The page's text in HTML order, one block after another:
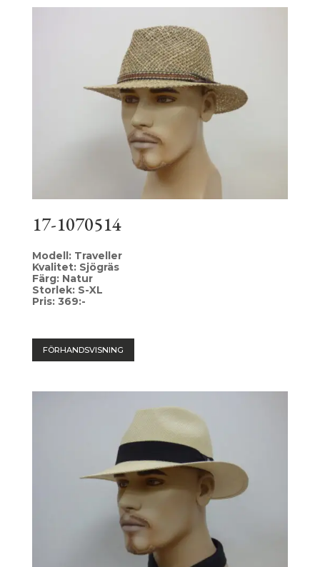
17-1070514
Modell: Traveller
Kvalitet: Sjögräs
Färg: Natur
Storlek: S-XL
Pris: 369:-
FÖRHANDSVISNING